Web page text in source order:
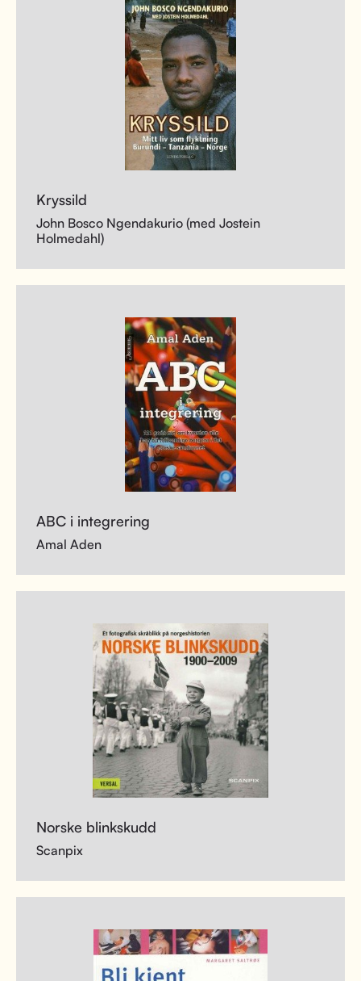
Kryssild
John Bosco Ngendakurio (med Jostein
Holmedahl)
ABC i integrering
Amal Aden
Norske blinkskudd
Scanpix